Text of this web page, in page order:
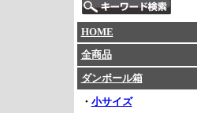
HOME
全商品
ダンボール箱
・ 小サイズ